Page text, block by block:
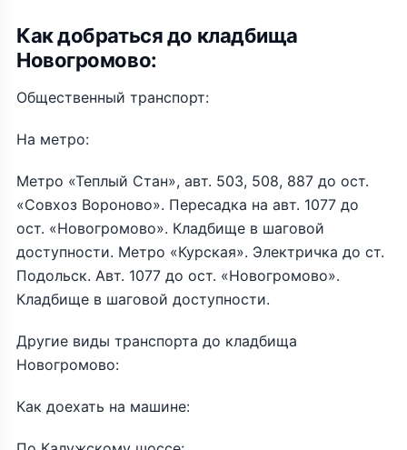
Как добраться до кладбища
Новогромово:
Общественный транспорт:
На метро:
Метро «Теплый Стан», авт. 503, 508, 887 до ост.
«Совхоз Вороново». Пересадка на авт. 1077 до
ост. «Новогромово». Кладбище в шаговой
доступности. Метро «Курская». Электричка до ст.
Подольск. Авт. 1077 до ост. «Новогромово».
Кладбище в шаговой доступности.
Другие виды транспорта до кладбища
Новогромово:
Как доехать на машине: